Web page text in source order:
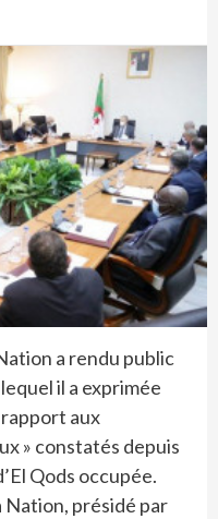
a rendu public
il a exprimée
aux
» constatés depuis
Qods occupée.
Nation, présidé par